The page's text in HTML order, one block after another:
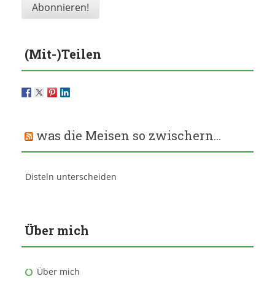
(Mit-)Teilen
was die Meisen so zwischern…
Disteln unterscheiden
Über mich
Über mich